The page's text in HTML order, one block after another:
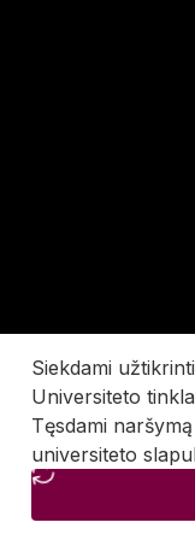
Siekdami
Universiteto
Tęsdami
universiteto